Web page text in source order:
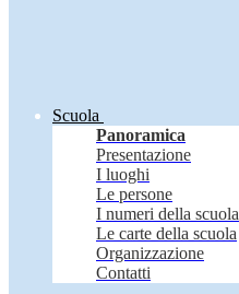
Scuola
Panoramica
Presentazione
I luoghi
Le persone
I numeri della scuola
Le carte della scuola
Organizzazione
Contatti